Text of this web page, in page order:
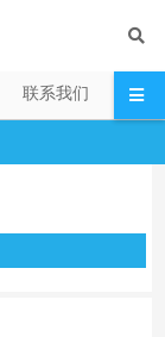
联系我们